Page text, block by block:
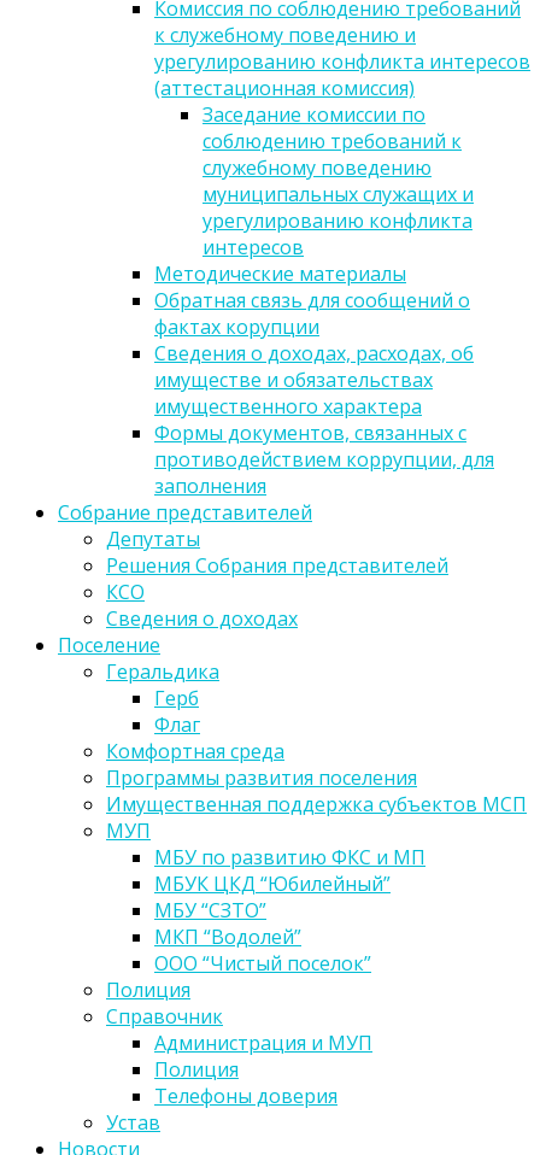
Комиссия по соблюдению требований
к служебному поведению и
урегулированию конфликта интересов
(аттестационная комиссия)
Заседание комиссии по
соблюдению требований к
служебному поведению
муниципальных служащих и
урегулированию конфликта
интересов
Методические материалы
Обратная связь для сообщений о
фактах корупции
Сведения о доходах, расходах, об
имуществе и обязательствах
имущественного характера
Формы документов, связанных с
противодействием коррупции, для
заполнения
Собрание представителей
Депутаты
Решения Собрания представителей
КСО
Сведения о доходах
Поселение
Геральдика
Герб
Флаг
Комфортная среда
Программы развития поселения
Имущественная поддержка субъектов МСП
МУП
МБУ по развитию ФКС и МП
МБУК ЦКД “Юбилейный”
МБУ “СЗТО”
МКП “Водолей”
ООО “Чистый поселок”
Полиция
Справочник
Администрация и МУП
Полиция
Телефоны доверия
Устав
Новости